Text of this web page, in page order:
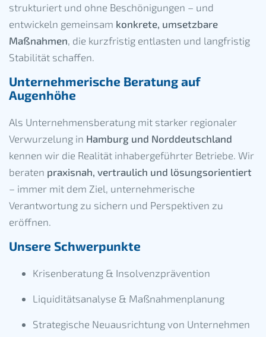
strukturiert und ohne Beschönigungen – und
entwickeln gemeinsam konkrete, umsetzbare
Maßnahmen, die kurzfristig entlasten und langfristig
Stabilität schaffen.
Unternehmerische Beratung auf
Augenhöhe
Als Unternehmensberatung mit starker regionaler
Verwurzelung in Hamburg und Norddeutschland
kennen wir die Realität inhabergeführter Betriebe. Wir
beraten praxisnah, vertraulich und lösungsorientiert
– immer mit dem Ziel, unternehmerische
Verantwortung zu sichern und Perspektiven zu
eröffnen.
Unsere Schwerpunkte
Krisenberatung & Insolvenzprävention
Liquiditätsanalyse & Maßnahmenplanung
Strategische Neuausrichtung von Unternehmen